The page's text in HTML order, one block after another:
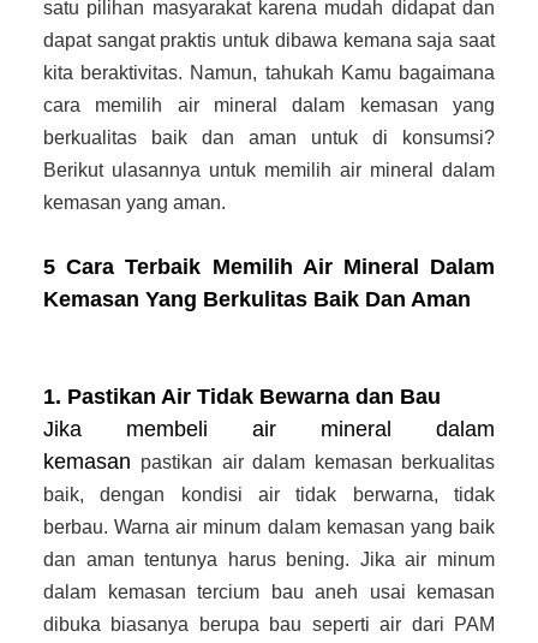
satu pilihan masyarakat karena mudah didapat dan
dapat sangat praktis untuk dibawa kemana saja saat
kita beraktivitas. Namun, tahukah Kamu bagaimana
cara memilih air mineral dalam kemasan yang
berkualitas baik dan aman untuk di konsumsi?
Berikut ulasannya untuk memilih air mineral dalam
kemasan yang aman.
5 Cara Terbaik Memilih Air Mineral Dalam
Kemasan Yang Berkulitas Baik Dan Aman
1. Pastikan Air Tidak Bewarna dan Bau
Jika membeli air mineral dalam
kemasan pastikan air dalam kemasan berkualitas
baik, dengan kondisi air tidak berwarna, tidak
berbau. Warna air minum dalam kemasan yang baik
dan aman tentunya harus bening. Jika air minum
dalam kemasan tercium bau aneh usai kemasan
dibuka biasanya berupa bau seperti air dari PAM